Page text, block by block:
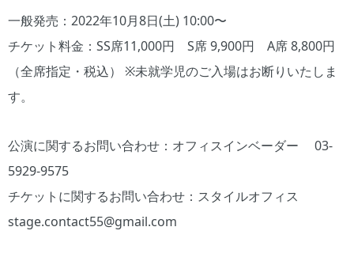
一般発売：2022年10月8日(土) 10:00〜
チケット料金：SS席11,000円 S席 9,900円 A席 8,800円
（全席指定・税込） ※未就学児のご入場はお断りいたしま
す。
公演に関するお問い合わせ：オフィスインベーダー 03-
5929-9575
チケットに関するお問い合わせ：スタイルオフィス
stage.contact55@gmail.com